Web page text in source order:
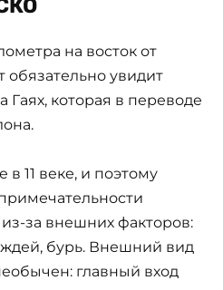
на восток от
обязательно увидит
Гаях, которая в переводе
11 веке, и поэтому
за внешних факторов:
бурь. Внешний вид
главный вход